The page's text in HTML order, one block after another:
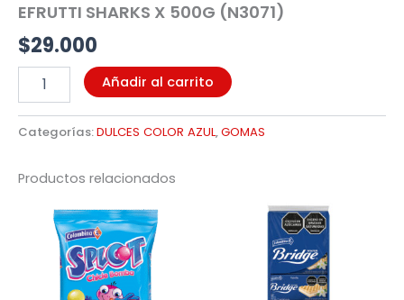
EFRUTTI SHARKS X 500G (N3071)
$29.000
Añadir al carrito
Categorías:DULCES COLOR AZUL,GOMAS
Productos relacionados